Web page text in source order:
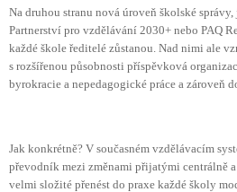
Na druhou stranu nová úroveň školské
Partnerství pro vzdělávání 2030+ nebo PAQ
každé škole ředitelé zůstanou. Nad nimi ale
s rozšířenou působnosti příspěvková
byrokracie a nepedagogické práce a zároveň
Jak konkrétně? V současném vzdělávacím
převodník mezi změnami přijatými centrálně
velmi složité přenést do praxe každé školy